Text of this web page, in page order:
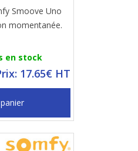
Smoove Uno
momentanée.
en stock
17.65€ HT